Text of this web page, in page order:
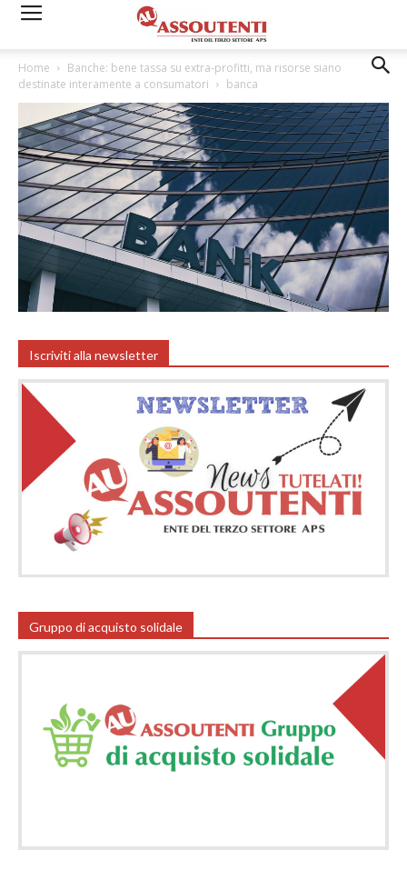
Home
Banche: bene tassa su extra-profitti, ma risorse siano
destinate interamente a consumatori
banca
Iscriviti alla newsletter
Gruppo di acquisto solidale